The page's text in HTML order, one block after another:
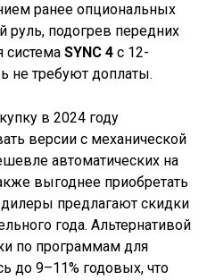
ранее опциональных
руль, подогрев передних
системаSYNC 4 с 12-
не требуют доплаты.
в 2024 году
версии с механической
автоматических на
выгоднее приобретать
предлагают скидки
года. Альтернативой
по программам для
до 9–11% годовых, что